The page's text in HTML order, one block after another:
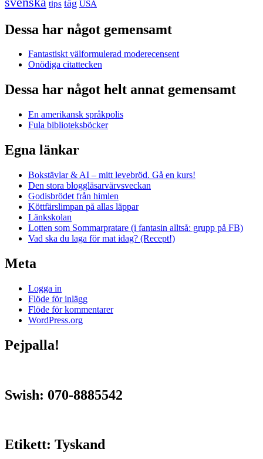
tips tåg USA
Dessa har något gemensamt
Fantastiskt välformulerad moderecensent
Onödiga citattecken
Dessa har något helt annat gemensamt
En amerikansk språkpolis
Fula biblioteksböcker
Egna länkar
Bokstävlar & AI – mitt levebröd. Gå en kurs!
Den stora bloggläsarvärvsveckan
Godisbrödet från himlen
Köttfärslimpan på allas läppar
Länkskolan
Lotten som Sommarpratare (i fantasin alltså: grupp på FB)
Vad ska du laga för mat idag? (Recept!)
Meta
Logga in
Flöde för inlägg
Flöde för kommentarer
WordPress.org
Pejpalla!
Swish: 070-8885542
Etikett: Tyskand